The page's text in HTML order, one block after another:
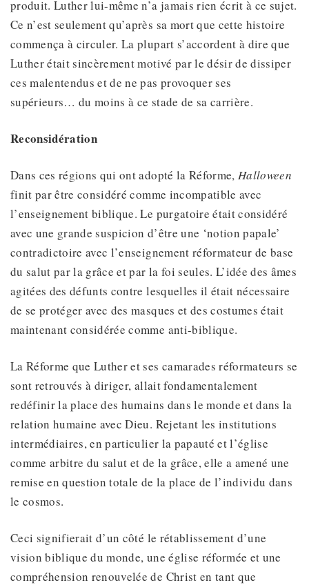
produit. Luther lui-même n’a jamais rien écrit à ce sujet.
Ce n’est seulement qu’après sa mort que cette histoire
commença à circuler. La plupart s’accordent à dire que
Luther était sincèrement motivé par le désir de dissiper
ces malentendus et de ne pas provoquer ses
supérieurs… du moins à ce stade de sa carrière.
Reconsidération
Dans ces régions qui ont adopté la Réforme, Halloween
finit par être considéré comme incompatible avec
l’enseignement biblique. Le purgatoire était considéré
avec une grande suspicion d’être une ‘notion papale’
contradictoire avec l’enseignement réformateur de base
du salut par la grâce et par la foi seules. L’idée des âmes
agitées des défunts contre lesquelles il était nécessaire
de se protéger avec des masques et des costumes était
maintenant considérée comme anti-biblique.
La Réforme que Luther et ses camarades réformateurs se
sont retrouvés à diriger, allait fondamentalement
redéfinir la place des humains dans le monde et dans la
relation humaine avec Dieu. Rejetant les institutions
intermédiaires, en particulier la papauté et l’église
comme arbitre du salut et de la grâce, elle a amené une
remise en question totale de la place de l’individu dans
le cosmos.
Ceci signifierait d’un côté le rétablissement d’une
vision biblique du monde, une église réformée et une
compréhension renouvelée de Christ en tant que